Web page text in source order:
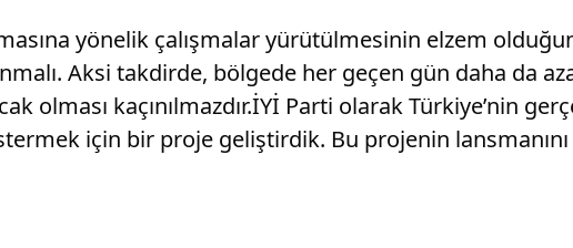
yönelik çalışmalar yürütülmesinin elzem
Aksi takdirde, bölgede her geçen gün daha da
kaçınılmazdır.İYİ Parti olarak Türkiye’nin
için bir proje geliştirdik. Bu projenin lansmanını